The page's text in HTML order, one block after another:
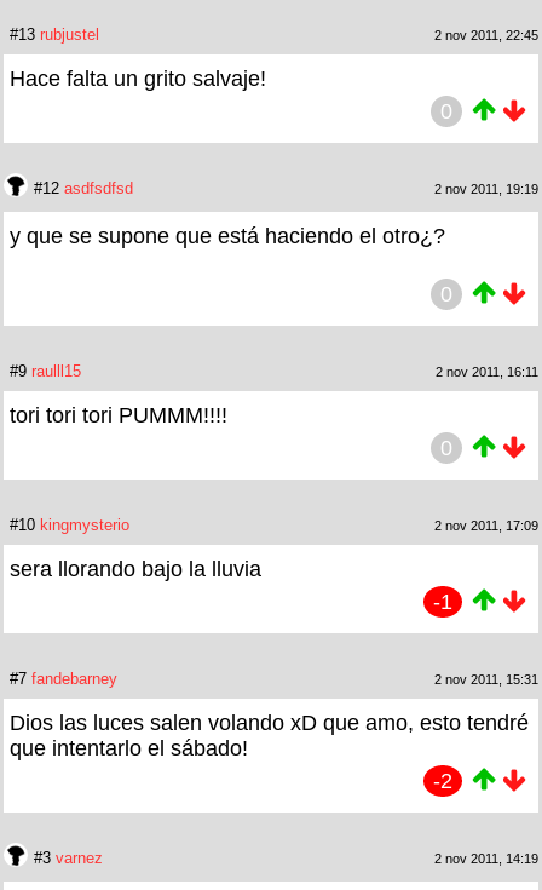
#13 rubjustel 2 nov 2011, 22:45
Hace falta un grito salvaje!
0
#12 asdfsdfsd 2 nov 2011, 19:19
y que se supone que está haciendo el otro¿?
0
#9 raulll15 2 nov 2011, 16:11
tori tori tori PUMMM!!!!
0
#10 kingmysterio 2 nov 2011, 17:09
sera llorando bajo la lluvia
-1
#7 fandebarney 2 nov 2011, 15:31
Dios las luces salen volando xD que amo, esto tendré
que intentarlo el sábado!
-2
#3 varnez 2 nov 2011, 14:19